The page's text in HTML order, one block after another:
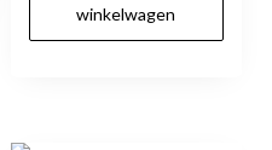
winkelwagen